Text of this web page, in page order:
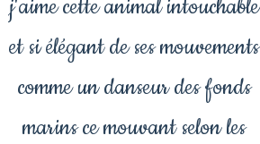
j'aime cette animal intouchable
et si élégant de ses mouvements
comme un danseur des fonds
marins ce mouvant selon les